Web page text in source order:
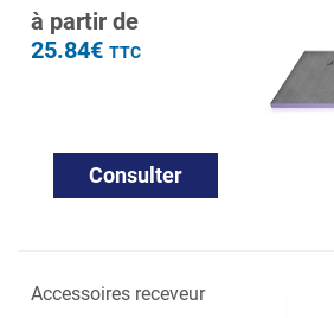
à partir de
25.84€ TTC
Consulter
Accessoires receveur